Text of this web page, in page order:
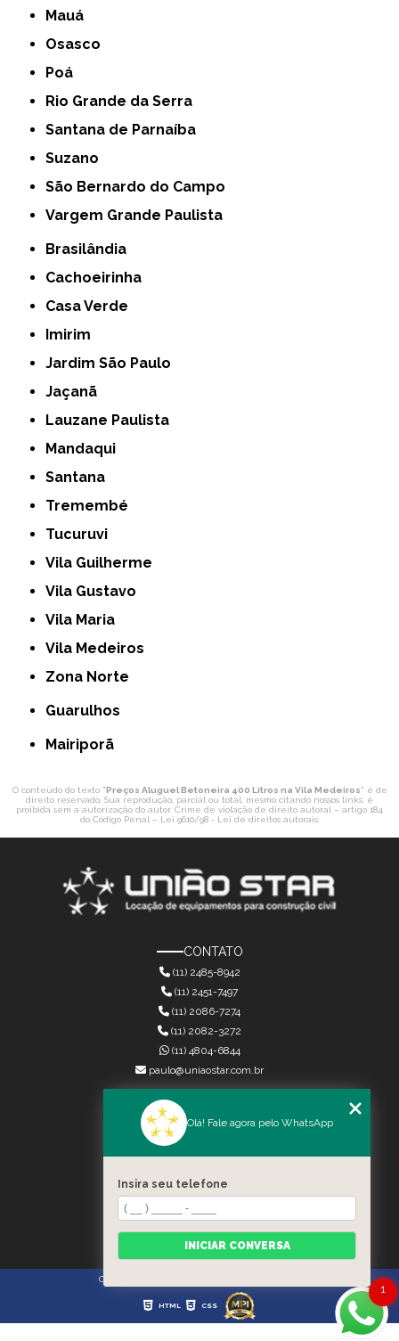
Mauá
Osasco
Poá
Rio Grande da Serra
Santana de Parnaíba
Suzano
São Bernardo do Campo
Vargem Grande Paulista
Brasilândia
Cachoeirinha
Casa Verde
Imirim
Jardim São Paulo
Jaçanã
Lauzane Paulista
Mandaqui
Santana
Tremembé
Tucuruvi
Vila Guilherme
Vila Gustavo
Vila Maria
Vila Medeiros
Zona Norte
Guarulhos
Mairiporã
O conteúdo do texto "Preços Aluguel Betoneira 400 Litros na Vila Medeiros" é de
direito reservado. Sua reprodução, parcial ou total, mesmo citando nossos links, é
proibida sem a autorização do autor. Crime de violação de direito autoral – artigo 184
do Código Penal – Lei 9610/98 - Lei de direitos autorais.
CONTATO
(11) 2485-8942
(11) 2451-7497
(11) 2086-7274
(11) 4804-6844
(11) 2082-3272
paulo@uniaostar.com.br
MENU
QUEM SOMOS
SERVIÇOS
CONTATO
CATEGORIAS
MAPA DO SITE
Copyright © União Star. (Lei 9610 de 19/02/1998)
HTML CSS
1
Olá! Fale agora pelo WhatsApp
Insira seu telefone
INICIAR CONVERSA